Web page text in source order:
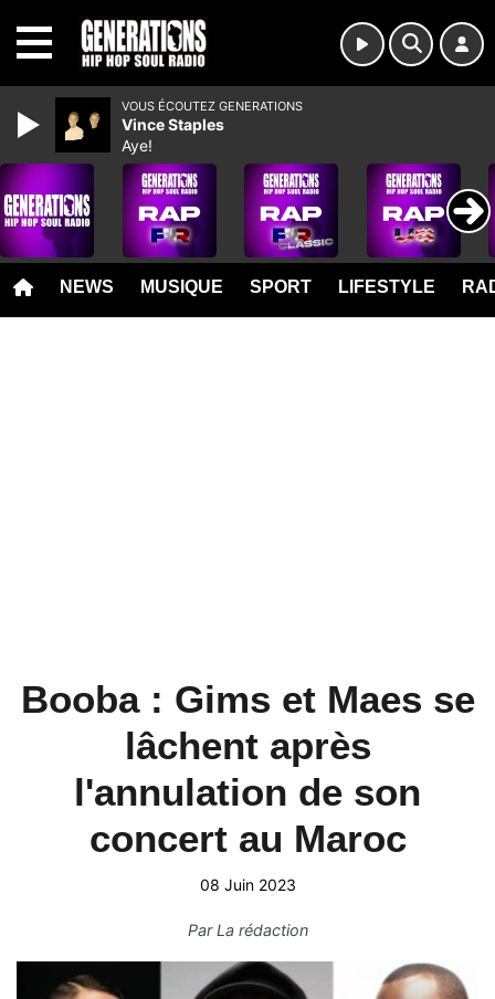
NEWS MUSIQUE SPORT LIFESTYLE
Booba : Gims et Maes se
lâchent après
l'annulation de son
concert au Maroc
08 Juin 2023
ParLa rédaction
VOUS ÉCOUTEZ GENERATIONS
Vince Staples
Aye!